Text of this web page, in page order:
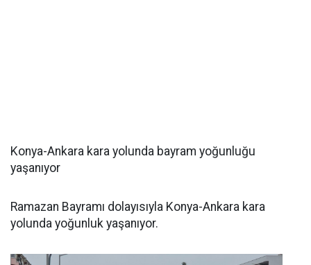
Konya-Ankara kara yolunda bayram yoğunluğu
yaşanıyor
Ramazan Bayramı dolayısıyla Konya-Ankara kara
yolunda yoğunluk yaşanıyor.